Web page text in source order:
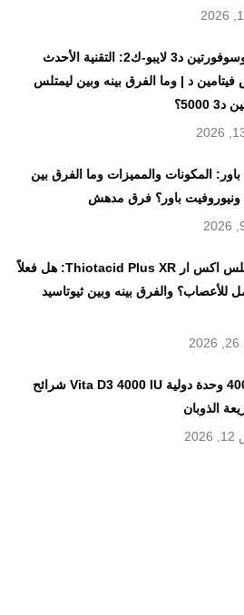
ليمتلس اوسوفورتين د3 لايبو-ك2: التقنية الأحدث
فيتامين د | وما الفرق بينه وبين ليمتلس
5000؟
المكونات والمميزات وما الفرق بين
ونيوروفيت باور؟ فرق مدهش
ثيوتاسيد بلس اكس ار Thiotacid Plus XR: هل فعلاً
للأعصاب؟ والفرق بينه وبين ثيوتاسيد
فيتا د3 4000 وحدة دولية Vita D3 4000 IU شرائح
الذوبان